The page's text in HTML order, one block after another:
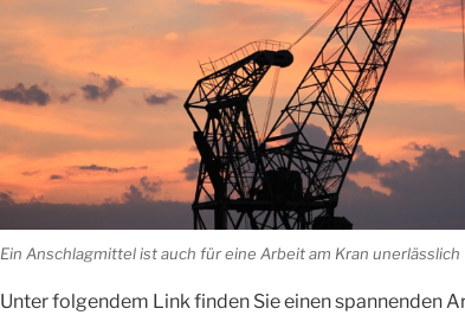
Ein Anschlagmittel ist auch für eine Arbeit am Kran unerlässlich
Unter folgendem Link finden Sie einen spannenden